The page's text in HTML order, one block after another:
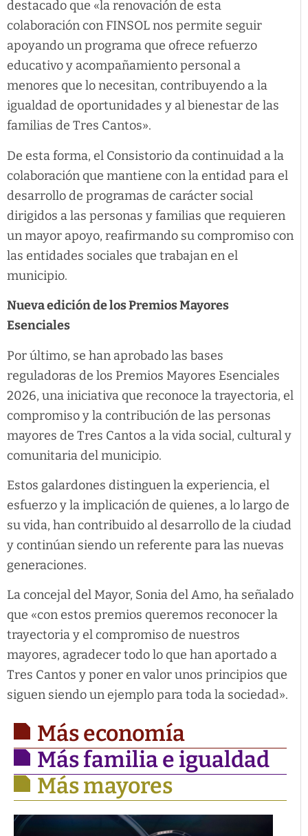
destacado que «la renovación de esta
colaboración con FINSOL nos permite seguir
apoyando un programa que ofrece refuerzo
educativo y acompañamiento personal a
menores que lo necesitan, contribuyendo a la
igualdad de oportunidades y al bienestar de las
familias de Tres Cantos».
De esta forma, el Consistorio da continuidad a la
colaboración que mantiene con la entidad para el
desarrollo de programas de carácter social
dirigidos a las personas y familias que requieren
un mayor apoyo, reafirmando su compromiso con
las entidades sociales que trabajan en el
municipio.
Nueva edición de los Premios Mayores
Esenciales
Por último, se han aprobado las bases
reguladoras de los Premios Mayores Esenciales
2026, una iniciativa que reconoce la trayectoria, el
compromiso y la contribución de las personas
mayores de Tres Cantos a la vida social, cultural y
comunitaria del municipio.
Estos galardones distinguen la experiencia, el
esfuerzo y la implicación de quienes, a lo largo de
su vida, han contribuido al desarrollo de la ciudad
y continúan siendo un referente para las nuevas
generaciones.
La concejal del Mayor, Sonia del Amo, ha señalado
que «con estos premios queremos reconocer la
trayectoria y el compromiso de nuestros
mayores, agradecer todo lo que han aportado a
Tres Cantos y poner en valor unos principios que
siguen siendo un ejemplo para toda la sociedad».
Más economía
Más familia e igualdad
Más mayores